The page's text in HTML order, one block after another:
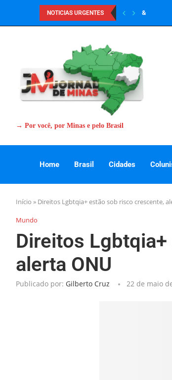
NOTICIAS URGENTES &
→ Por você, por Minas e pelo Brasil
Home Brasil Cidades
Início » Direitos Lgbtqia+ estão sob risco crescente,
Mundo
Direitos
alerta ONU
Publicado por: Gilberto Cruz 22 de maio